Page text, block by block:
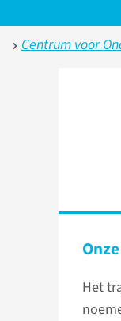
Centrum voor
Het